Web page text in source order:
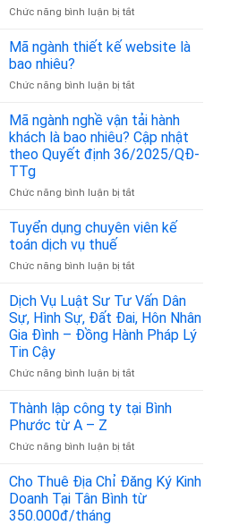
Chức năng bình luận bị tắtở
ngành
phòng
là
bao
nhiêu?
Mã ngành thiết kế website là
bao nhiêu?
Chức năng bình luận bị tắtở
ngành
thiết
kế
website
bao
Mã ngành nghề vận tải hành
khách là bao nhiêu? Cập nhật
theo Quyết định 36/2025/QĐ-
TTg
Chức năng bình luận bị tắtở
ngành
tải
khách
là
bao
nhiêu?
nhật
Quyết
định
TTg
Tuyển dụng chuyên viên kế
toán dịch vụ thuế
Chức năng bình luận bị tắtở
dụng
chuyên
viên
kế
dịch
thuế
Dịch Vụ Luật Sư Tư Vấn Dân
Sự, Hình Sự, Đất Đai, Hôn Nhân
Gia Đình – Đồng Hành Pháp Lý
Tin Cậy
Chức năng bình luận bị tắtở
Vụ
Luật
Tư
Dân
Sự,
Thành lập công ty tại Bình
Phước từ A – Z
Chức năng bình luận bị tắtở
lập
công
ty
Cho Thuê Địa Chỉ Đăng Ký Kinh
Doanh Tại Tân Bình từ
350.000đ/tháng